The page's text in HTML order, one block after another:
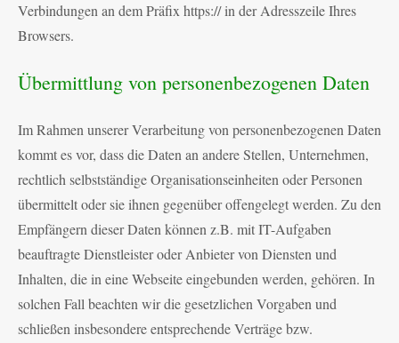
Verbindungen an dem Präfix https:// in der Adresszeile Ihres
Browsers.
Übermittlung von personenbezogenen Daten
Im Rahmen unserer Verarbeitung von personenbezogenen Daten
kommt es vor, dass die Daten an andere Stellen, Unternehmen,
rechtlich selbstständige Organisationseinheiten oder Personen
übermittelt oder sie ihnen gegenüber offengelegt werden. Zu den
Empfängern dieser Daten können z.B. mit IT-Aufgaben
beauftragte Dienstleister oder Anbieter von Diensten und
Inhalten, die in eine Webseite eingebunden werden, gehören. In
solchen Fall beachten wir die gesetzlichen Vorgaben und
schließen insbesondere entsprechende Verträge bzw.